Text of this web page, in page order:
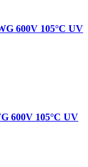
600V 105°C UV
600V 105°C UV